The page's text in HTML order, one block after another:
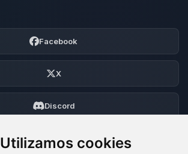
Utilizamos cookies
Facebook
X
Discord
Foro